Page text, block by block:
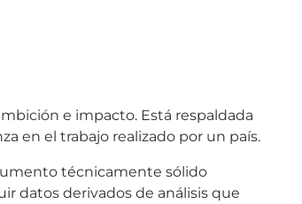
e impacto. Está respaldada
en el trabajo realizado por un país.
técnicamente sólido
datos derivados de análisis que